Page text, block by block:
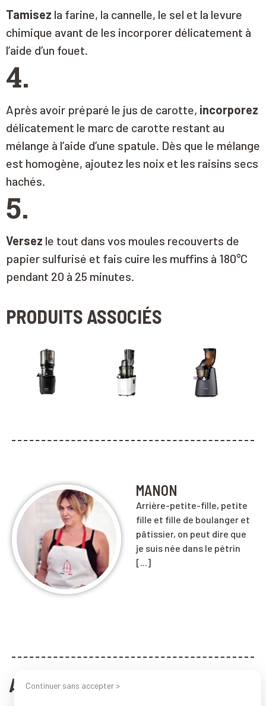
Tamisez la farine, la cannelle, le sel et la levure
chimique avant de les incorporer délicatement à
l’aide d’un fouet.
4.
Après avoir préparé le jus de carotte, incorporez
délicatement le marc de carotte restant au
mélange à l’aide d’une spatule. Dès que le mélange
est homogène, ajoutez les noix et les raisins secs
hachés.
5.
Versez le tout dans vos moules recouverts de
papier sulfurisé et fais cuire les muffins à 180°C
pendant 20 à 25 minutes.
PRODUITS ASSOCIÉS
MANON
Arrière-petite-fille, petite
fille et fille de boulanger et
pâtissier, on peut dire que
je suis née dans le pétrin
[...]
ARTICLES ASSOCIÉS
Continuer sans accepter >